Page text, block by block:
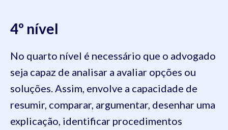
4º nível
No quarto nível é necessário que o advogado
seja capaz de analisar a avaliar opções ou
soluções. Assim, envolve a capacidade de
resumir, comparar, argumentar, desenhar uma
explicação, identificar procedimentos